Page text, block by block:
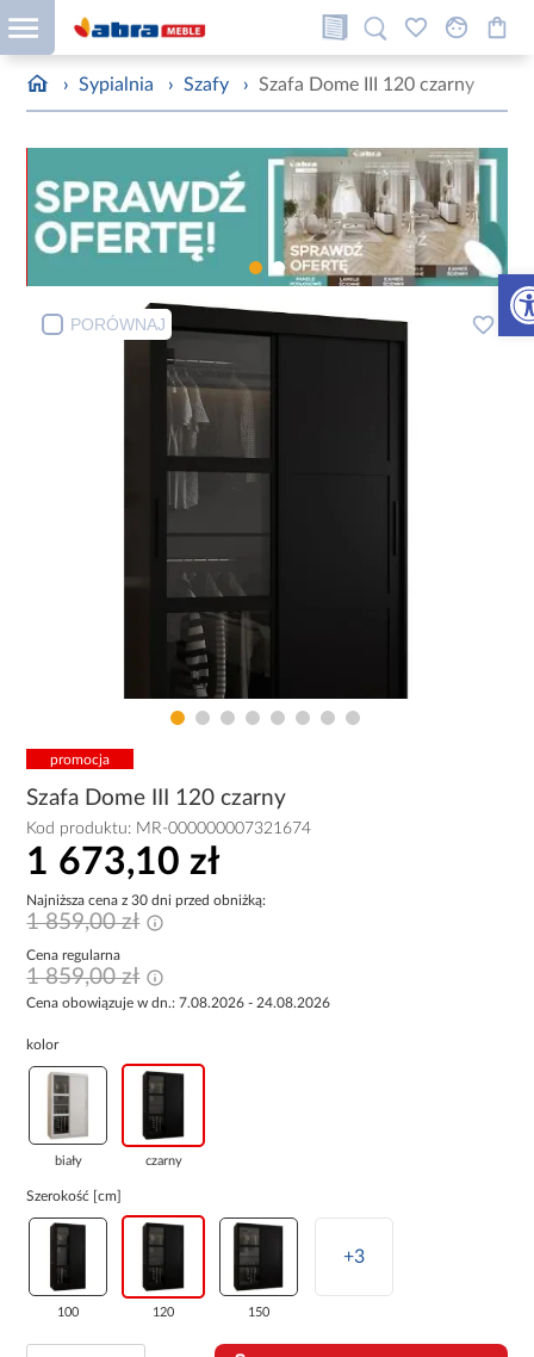
› Sypialnia › Szafy › Szafa Dome III 120 czarny
PORÓWNAJ
promocja
Szafa Dome III 120 czarny
Kod produktu: MR-000000007321674
1 673,10 zł
Najniższa cena z 30 dni przed obniżką:
1 859,00 zł
Cena regularna
1 859,00 zł
Cena obowiązuje w dn.: 7.08.2026 - 24.08.2026
kolor
biały czarny
Szerokość [cm]
100 120 150
+3